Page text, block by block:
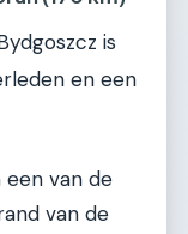
is
en een
een van de
van de